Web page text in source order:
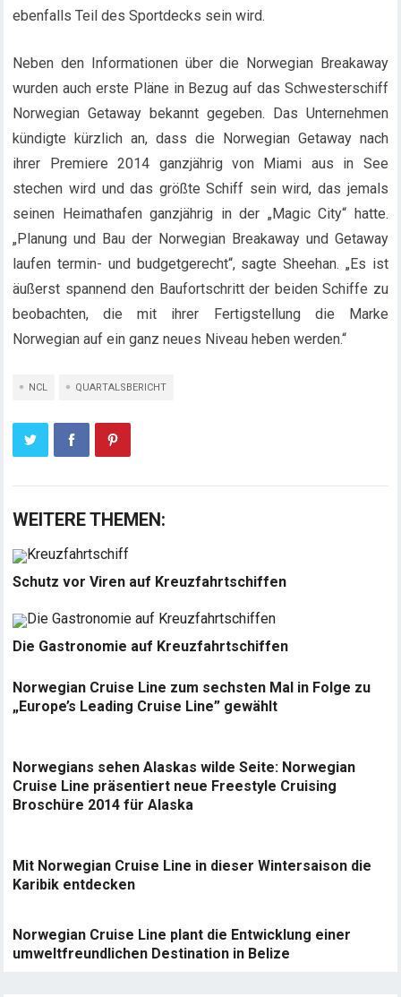
ebenfalls Teil des Sportdecks sein wird.
Neben den Informationen über die Norwegian Breakaway
wurden auch erste Pläne in Bezug auf das Schwesterschiff
Norwegian Getaway bekannt gegeben. Das Unternehmen
kündigte kürzlich an, dass die Norwegian Getaway nach
ihrer Premiere 2014 ganzjährig von Miami aus in See
stechen wird und das größte Schiff sein wird, das jemals
seinen Heimathafen ganzjährig in der „Magic City“ hatte.
„Planung und Bau der Norwegian Breakaway und Getaway
laufen termin- und budgetgerecht“, sagte Sheehan. „Es ist
äußerst spannend den Baufortschritt der beiden Schiffe zu
beobachten, die mit ihrer Fertigstellung die Marke
Norwegian auf ein ganz neues Niveau heben werden.“
NCL QUARTALSBERICHT
WEITERE THEMEN:
Schutz vor Viren auf Kreuzfahrtschiffen
Die Gastronomie auf Kreuzfahrtschiffen
Norwegian Cruise Line zum sechsten Mal in Folge zu
„Europe’s Leading Cruise Line” gewählt
Norwegians sehen Alaskas wilde Seite: Norwegian
Cruise Line präsentiert neue Freestyle Cruising
Broschüre 2014 für Alaska
Mit Norwegian Cruise Line in dieser Wintersaison die
Karibik entdecken
Norwegian Cruise Line plant die Entwicklung einer
umweltfreundlichen Destination in Belize